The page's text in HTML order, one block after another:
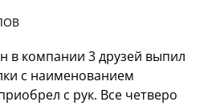
в компании 3 друзей выпил
с наименованием
с рук. Все четверо